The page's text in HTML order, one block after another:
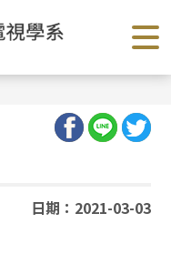
日期：2021-03-03